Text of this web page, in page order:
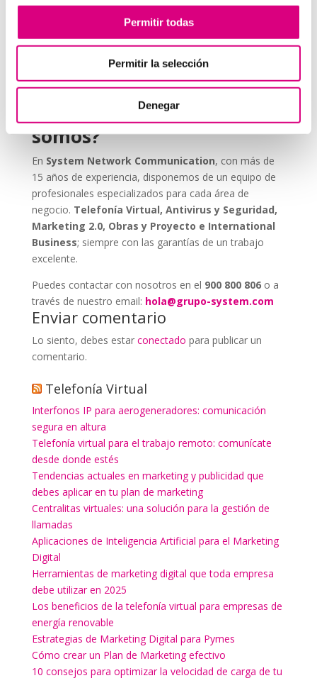
Permitir todas
Permitir la selección
Denegar
ESET NOD 32 ofrece versiones adaptadas para
entornos empresariales, con consolas de
administración remota y escaneos programados. De
este modo, puedes garantizar que todos los
libres de amenazas.
Grupo-System, ¿Quiénes
somos?
En System Network Communication, con más de
15 años de experiencia, disponemos de un equipo de
profesionales especializados para cada área de
negocio. Telefonía Virtual, Antivirus y Seguridad,
Marketing 2.0, Obras y Proyecto e International
Business; siempre con las garantías de un trabajo
excelente.
Puedes contactar con nosotros en el 900 800 806o a
través de nuestro email: hola@grupo-system.com
Enviar comentario
Lo siento, debes estar conectado para publicar un
comentario.
Telefonía Virtual
Interfonos IP para aerogeneradores: comunicación
segura en altura
Telefonía virtual para el trabajo remoto: comunícate
desde donde estés
Tendencias actuales en marketing y publicidad que
debes aplicar en tu plan de marketing
Centralitas virtuales: una solución para la gestión de
llamadas
Aplicaciones de Inteligencia Artificial para el Marketing
Digital
Herramientas de marketing digital que toda empresa
debe utilizar en 2025
Los beneficios de la telefonía virtual para empresas de
energía renovable
Estrategias de Marketing Digital para Pymes
Cómo crear un Plan de Marketing efectivo
10 consejos para optimizar la velocidad de carga de tu